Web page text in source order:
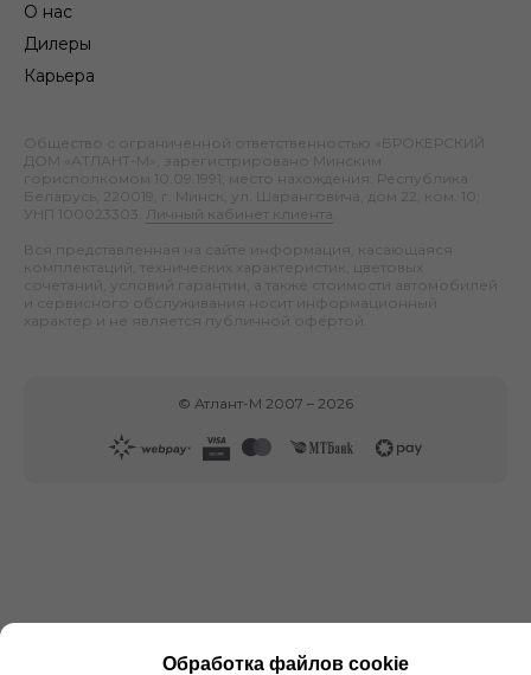
О нас
Дилеры
Карьера
Общество с ограниченной ответственностью «БРОКЕРСКИЙ
ДОМ «АТЛАНТ-М», зарегистрировано Минским
горисполкомом 10.09.1991; место нахождения: Республика
Беларусь, 220019, г. Минск, ул. Шаранговича, дом 22, ком. 10;
УНП 100023303.
Личный кабинет клиента
Вся представленная на сайте информация, касающаяся
комплектаций, технических характеристик, цветовых
сочетаний, условий гарантии, а также стоимости автомобилей
и сервисного обслуживания носит информационный
характер и не является публичной офертой.
© Атлант-М 2007 – 2026
Обработка файлов cookie